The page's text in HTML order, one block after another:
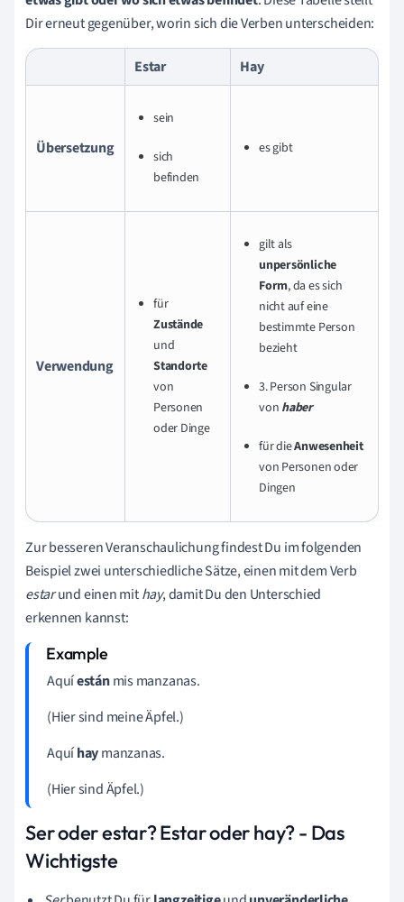
Dir erneut gegenüber, worin sich die Verben unterscheiden:
Estar Hay
Übersetzung
sein
sich
befinden
es gibt
Verwendung
für
Zustände
und
Standorte
von
Personen
oder Dinge
gilt als
unpersönliche
Form, da es sich
nicht auf eine
bestimmte Person
bezieht
3. Person Singular
von haber
für dieAnwesenheit
von Personen oder
Dingen
Zur besseren Veranschaulichung findest Du im folgenden
Beispiel zwei unterschiedliche Sätze, einen mit dem Verb
estarund einen mithay, damit Du den Unterschied
erkennen kannst:
Aquíestánmis manzanas.
(Hier sind meine Äpfel.)
Aquíhaymanzanas.
(Hier sind Äpfel.)
Ser oder estar? Estar oder hay? - Das
Wichtigste